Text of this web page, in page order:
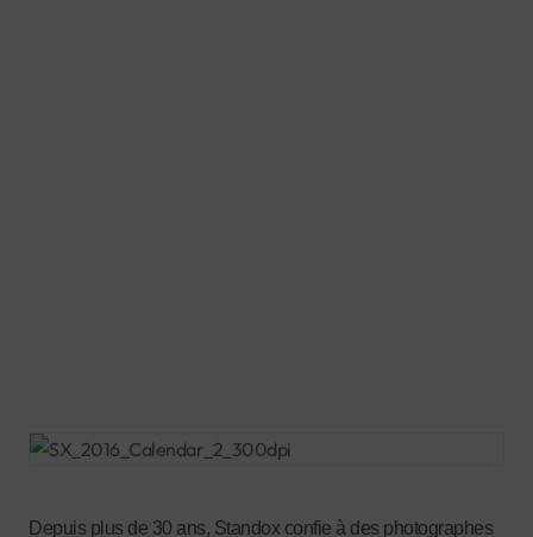
Depuis plus de 30 ans, Standox confie à des photographes